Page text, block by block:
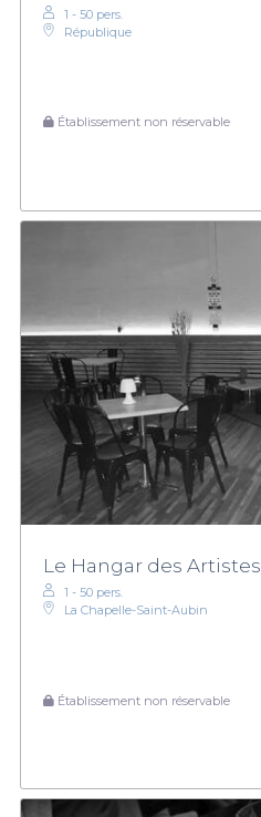
1 - 50 pers.
République
Établissement non réservable
Le Hangar des Artistes
1 - 50 pers.
La Chapelle-Saint-Aubin
Établissement non réservable